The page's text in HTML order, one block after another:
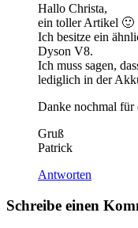
Hallo Christa,
ein toller Artikel 🙂
Ich besitze ein
Dyson V8.
Ich muss sagen,
lediglich in der
Danke nochmal für
Gruß
Patrick
Antworten
Schreibe einen